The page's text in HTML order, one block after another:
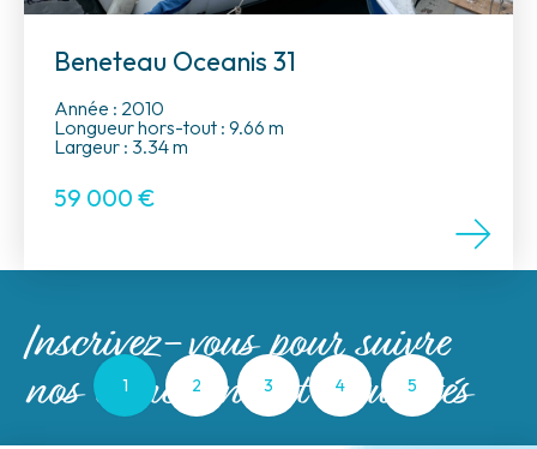
Beneteau Oceanis 31
Année : 2010
Longueur hors-tout : 9.66 m
Largeur : 3.34 m
59 000 €
1 2 3 4 5
Inscrivez-vous pour suivre
nos évènements et actualités